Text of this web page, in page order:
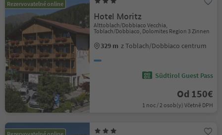
Rezervovatelné online
Hotel Moritz
Alttoblach/Dobbiaco Vecchia,
Toblach/Dobbiaco, Dolomites Region 3 Zinnen
329 m z Toblach/Dobbiaco centrum
Südtirol Guest Pass
Od 150€
1 noc / 2 osob(y) Včetně DPH